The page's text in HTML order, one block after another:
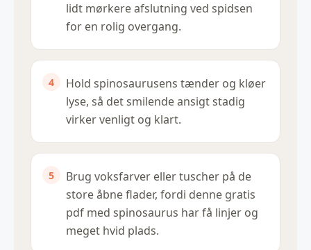
lidt mørkere afslutning ved spidsen
for en rolig overgang.
Hold spinosaurusens tænder og kløer
lyse, så det smilende ansigt stadig
virker venligt og klart.
Brug voksfarver eller tuscher på de
store åbne flader, fordi denne gratis
pdf med spinosaurus har få linjer og
meget hvid plads.